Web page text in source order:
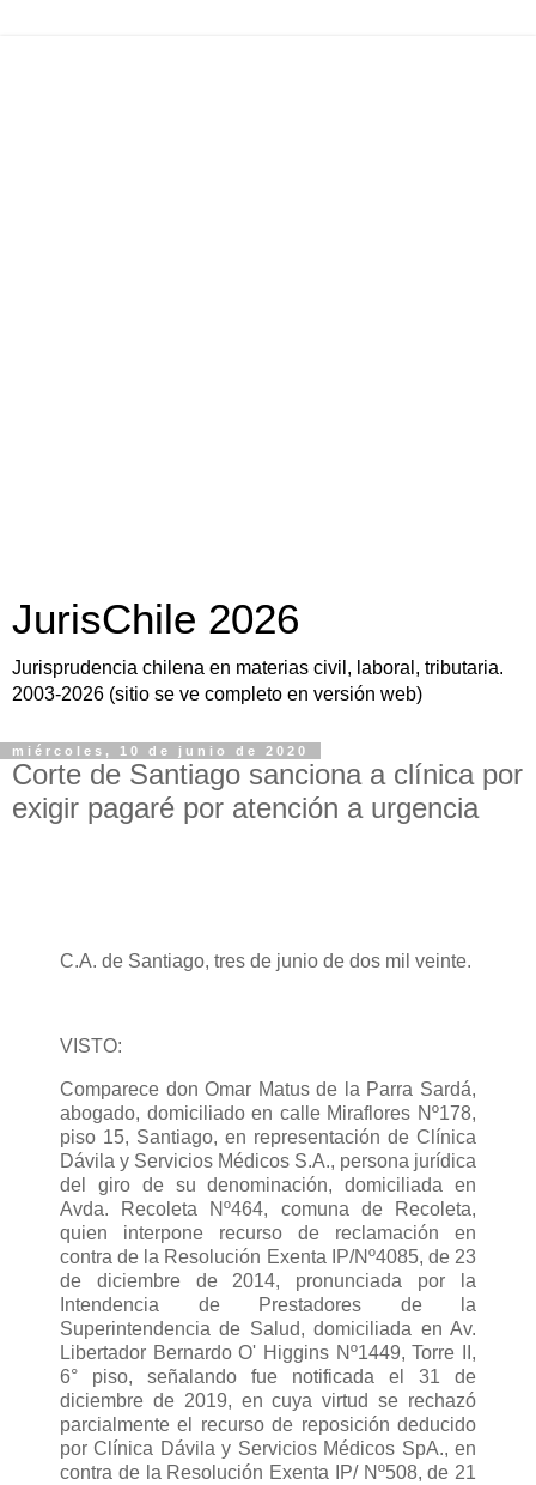
JurisChile 2026
Jurisprudencia chilena en materias civil, laboral, tributaria.
2003-2026 (sitio se ve completo en versión web)
miércoles, 10 de junio de 2020
Corte de Santiago sanciona a clínica por
exigir pagaré por atención a urgencia
C.A. de Santiago, tres de junio de dos mil veinte.
VISTO:
Comparece don Omar Matus de la Parra Sardá,
abogado, domiciliado en calle Miraflores Nº178,
piso 15, Santiago, en representación de Clínica
Dávila y Servicios Médicos S.A., persona jurídica
del giro de su denominación, domiciliada en
Avda. Recoleta Nº464, comuna de Recoleta,
quien interpone recurso de reclamación en
contra de la Resolución Exenta IP/Nº4085, de 23
de diciembre de 2014, pronunciada por la
Intendencia de Prestadores de la
Superintendencia de Salud, domiciliada en Av.
Libertador Bernardo O' Higgins Nº1449, Torre II,
6° piso, señalando fue notificada el 31 de
diciembre de 2019, en cuya virtud se rechazó
parcialmente el recurso de reposición deducido
por Clínica Dávila y Servicios Médicos SpA., en
contra de la Resolución Exenta IP/ Nº508, de 21